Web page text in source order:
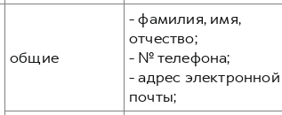
общие
- фамилия, имя,
отчество;
- № телефона;
- адрес электронной
почты;